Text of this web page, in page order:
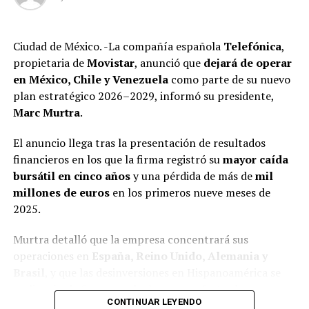
hermanos, evidencian no sólo el uso de efectivo, sino la
de una evasión sistemática y de graves irregularidades.
Las investigaciones encontraron que, al igual que otros
líderes sindicales en México, la gestión de Arturo Zayún
adquirir propiedades inmuebles, realizar negocios con
Ciudad de México. -La compañía española Telefónica,
propietaria deMovistar, anunció que dejará de operar
en México, Chile y Venezuelacomo parte de su nuevo
plan estratégico 2026–2029, informó su presidente,
Marc Murtra.
El anuncio llega tras la presentación de resultados
financieros en los que la firma registró sumayor caída
bursátil en cinco añosy una pérdida de más demil
millones de eurosen los primeros nueve meses de
2025.
Murtra detalló que la empresa concentrará sus
operaciones en España, Reino Unido, Alemania y
realizarán de forma gradual para no afectar las
negociaciones con potenciales compradores.
CONTINUAR LEYENDO